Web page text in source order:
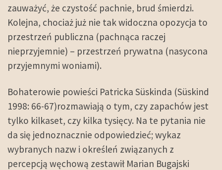
zauważyć, że czystość pachnie, brud śmierdzi.
Kolejna, chociaż już nie tak widoczna opozycja to
przestrzeń publiczna (pachnąca raczej
nieprzyjemnie) – przestrzeń prywatna (nasycona
przyjemnymi woniami).
Bohaterowie powieści Patricka Süskinda (Süskind
1998: 66-67)rozmawiają o tym, czy zapachów jest
tylko kilkaset, czy kilka tysięcy. Na te pytania nie
da się jednoznacznie odpowiedzieć; wykaz
wybranych nazw i określeń związanych z
percepcją węchową zestawił Marian Bugajski